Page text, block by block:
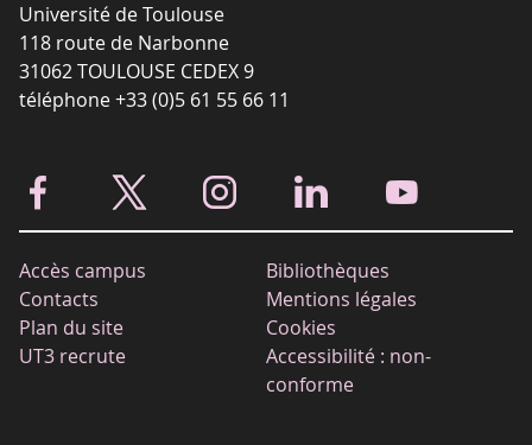
Université de Toulouse
118 route de Narbonne
31062 TOULOUSE CEDEX 9
téléphone +33 (0)5 61 55 66 11
Accès campus
Bibliothèques
Contacts
Mentions légales
Plan du site
Cookies
UT3 recrute
Accessibilité : non-
conforme